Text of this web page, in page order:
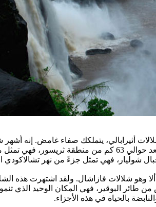
بالاندهاش من فرط قوة الطبيعة وروعتها. ولأنها
شوليار، فهي تمثل جزءً من نهر تشالاكودي
ألا وهو شلالات فازاشال. ولقد اشتهرت
من طائر البوقير، فهي المكان الوحيد الذي
بالحياة في هذه الأجزاء.